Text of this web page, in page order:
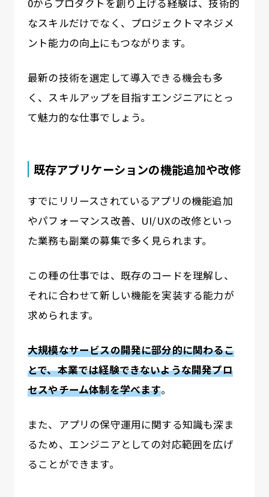
0からプロダクトを創り上げる経験は、技術的
なスキルだけでなく、プロジェクトマネジメ
ント能力の向上にもつながります。
最新の技術を選定して導入できる機会も多
く、スキルアップを目指すエンジニアにとっ
て魅力的な仕事でしょう。
既存アプリケーションの機能追加や改修
すでにリリースされているアプリの機能追加
やパフォーマンス改善、UI/UXの改修といっ
た業務も副業の募集で多く見られます。
この種の仕事では、既存のコードを理解し、
それに合わせて新しい機能を実装する能力が
求められます。
大規模なサービスの開発に部分的に関わるこ
とで、本業では経験できないような開発プロ
セスやチーム体制を学べます。
また、アプリの保守運用に関する知識も深ま
るため、エンジニアとしての対応範囲を広げ
ることができます。